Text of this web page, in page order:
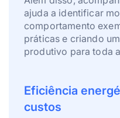
ajuda a identificar
comportamento
práticas e criando
produtivo para toda
Eficiência
custos